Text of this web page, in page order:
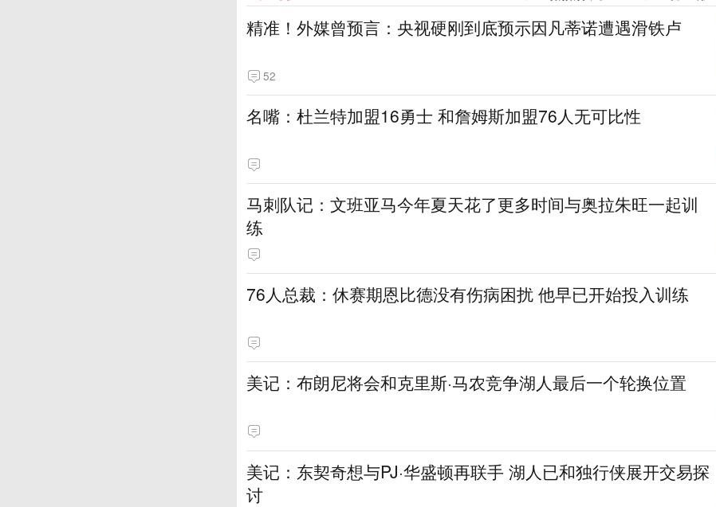
精准！外媒曾预言：央视硬刚到底预示因凡蒂诺遭遇滑铁卢
52
名嘴：杜兰特加盟16勇士 和詹姆斯加盟76人无可比性
马刺队记：文班亚马今年夏天花了更多时间与奥拉朱旺一起训
练
76人总裁：休赛期恩比德没有伤病困扰 他早已开始投入训练
美记：布朗尼将会和克里斯·马农竞争湖人最后一个轮换位置
美记：东契奇想与PJ·华盛顿再联手 湖人已和独行侠展开交易探
讨